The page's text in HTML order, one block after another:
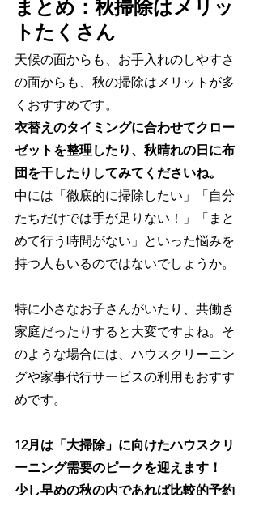
まとめ：秋掃除はメリッ
トたくさん
天候の面からも、お手入れのしやすさ
の面からも、秋の掃除はメリットが多
くおすすめです。
衣替えのタイミングに合わせてクロー
ゼットを整理したり、秋晴れの日に布
団を干したりしてみてくださいね。
中には「徹底的に掃除したい」「自分
たちだけでは手が足りない！」「まと
めて行う時間がない」といった悩みを
持つ人もいるのではないでしょうか。
特に小さなお子さんがいたり、共働き
家庭だったりすると大変ですよね。そ
のような場合には、ハウスクリーニン
グや家事代行サービスの利用もおすす
めです。
12月は「大掃除」に向けたハウスクリ
ーニング需要のピークを迎えます！
少し早めの秋の内であれば比較的予約